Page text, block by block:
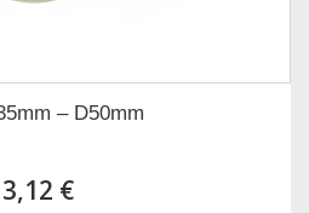
– D50mm
3,12 €